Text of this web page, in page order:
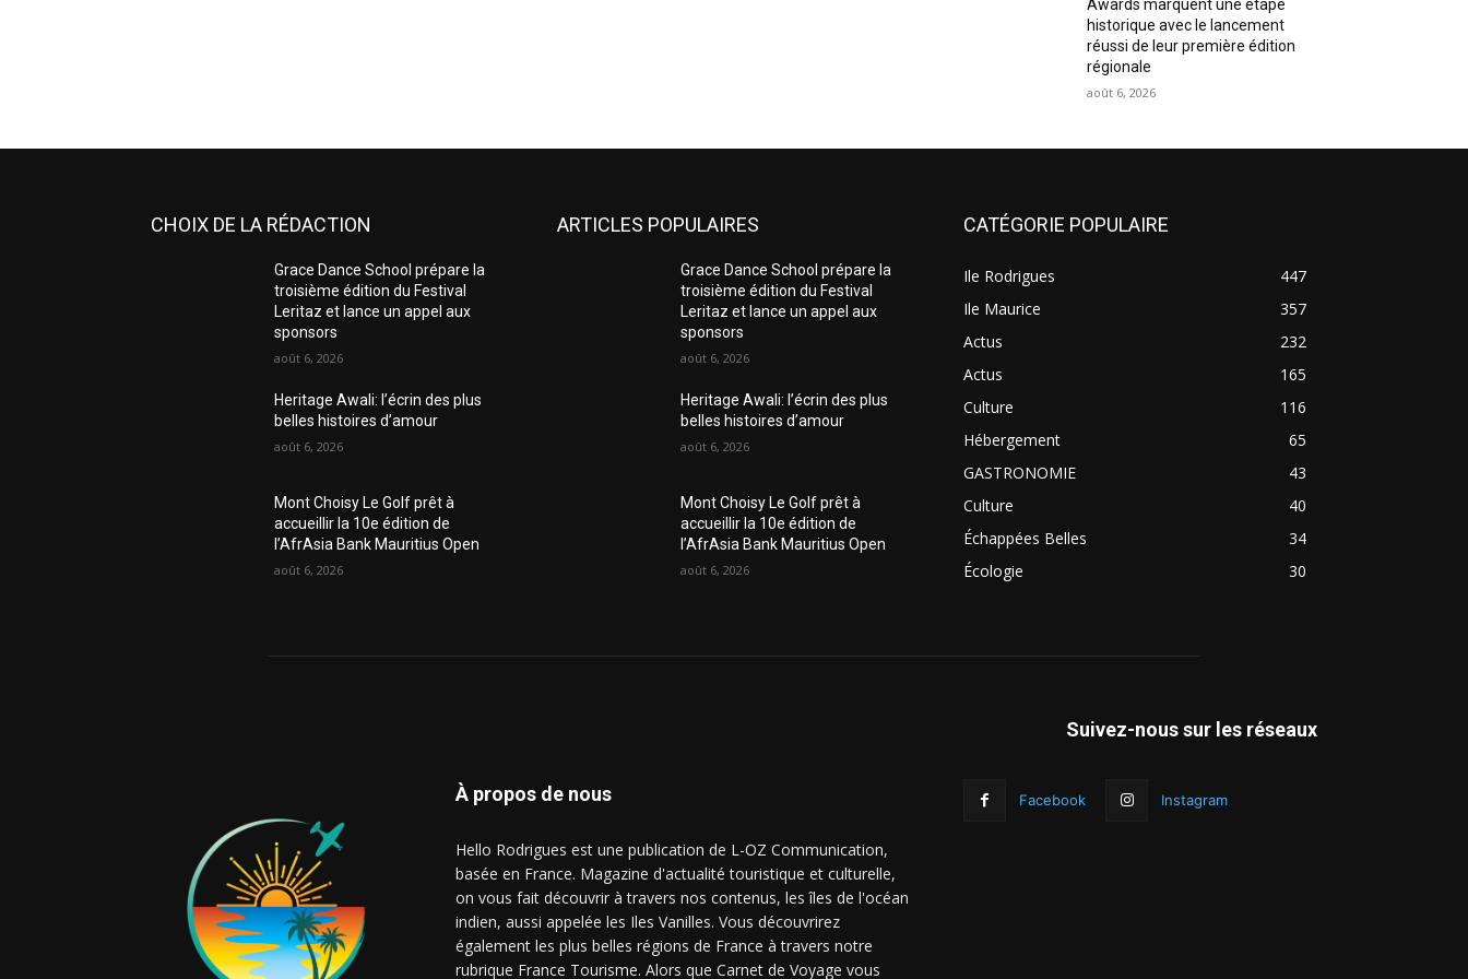
Awards marquent une étape
historique avec le lancement
réussi de leur première édition
régionale
août 6, 2026
CHOIX DE LA RÉDACTION
Grace Dance School prépare la
troisième édition du Festival
Leritaz et lance un appel aux
sponsors
août 6, 2026
Heritage Awali: l’écrin des plus
belles histoires d’amour
août 6, 2026
Mont Choisy Le Golf prêt à
accueillir la 10e édition de
l’AfrAsia Bank Mauritius Open
août 6, 2026
ARTICLES POPULAIRES
Grace Dance School prépare la
troisième édition du Festival
Leritaz et lance un appel aux
sponsors
août 6, 2026
Heritage Awali: l’écrin des plus
belles histoires d’amour
août 6, 2026
Mont Choisy Le Golf prêt à
accueillir la 10e édition de
l’AfrAsia Bank Mauritius Open
août 6, 2026
CATÉGORIE POPULAIRE
Ile Rodrigues
447
Ile Maurice
357
Actus
232
Actus
165
Culture
116
Hébergement
65
GASTRONOMIE
43
Culture
40
Échappées Belles
34
Écologie
30
Suivez-nous sur les réseaux
À propos de nous
Hello Rodrigues est une publication de L-OZ Communication,
basée en France. Magazine d'actualité touristique et culturelle,
on vous fait découvrir à travers nos contenus, les îles de l'océan
indien, aussi appelée les Iles Vanilles. Vous découvrirez
également les plus belles régions de France à travers notre
rubrique France Tourisme. Alors que Carnet de Voyage vous
Facebook Instagram